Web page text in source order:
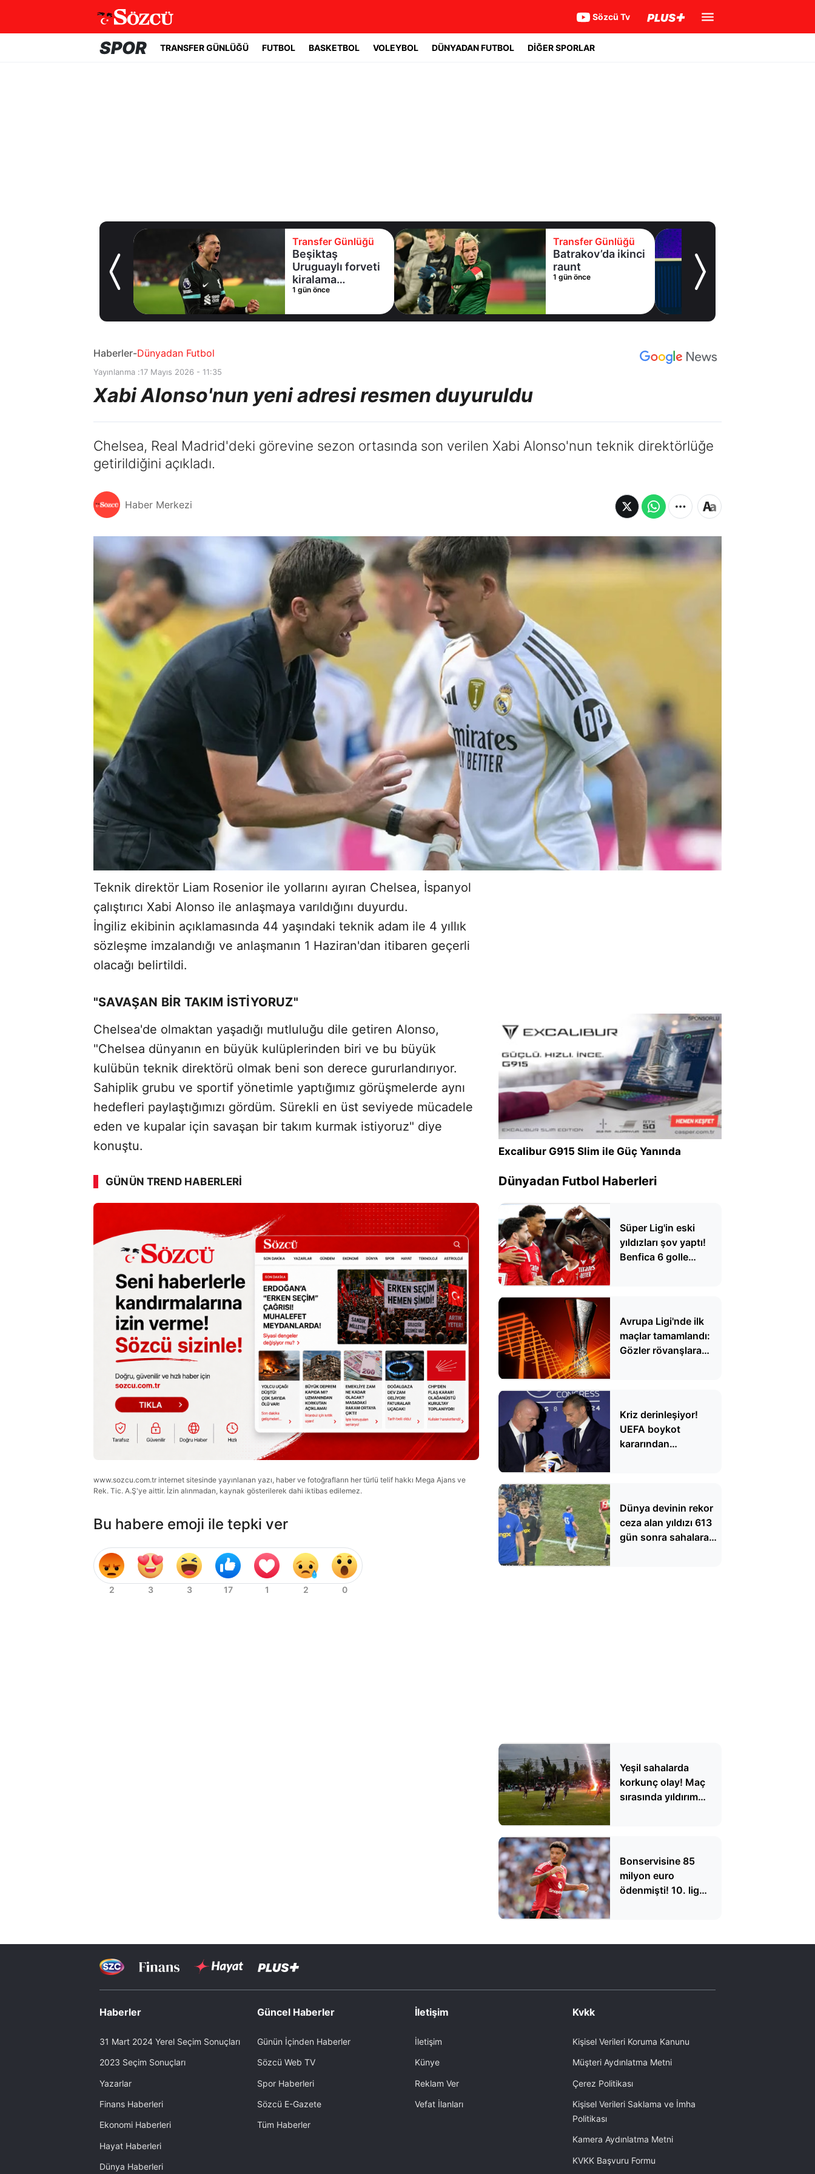
Sözcü Tv
SPOR TRANSFER GÜNLÜĞÜ FUTBOL BASKETBOL VOLEYBOL DÜNYADAN FUTBOL DİĞER SPORLAR
Transfer Günlüğü
Beşiktaş
Uruguaylı forveti
kiralama
konusunda Al
Adım adım Nunez
1 gün önce
Transfer Günlüğü
Batrakov’da ikinci
raunt
1 gün önce
Haberler-Dünyadan Futbol
Yayınlanma :17 Mayıs 2026 - 11:35
Xabi Alonso'nun yeni adresi resmen duyuruldu
Chelsea, Real Madrid'deki görevine sezon ortasında son verilen Xabi Alonso'nun teknik direktörlüğe
getirildiğini açıkladı.
Haber Merkezi
Teknik direktör Liam Rosenior ile yollarını ayıran Chelsea, İspanyol
çalıştırıcı Xabi Alonso ile anlaşmaya varıldığını duyurdu.
İngiliz ekibinin açıklamasında 44 yaşındaki teknik adam ile 4 yıllık
sözleşme imzalandığı ve anlaşmanın 1 Haziran'dan itibaren geçerli
olacağı belirtildi.
"SAVAŞAN BİR TAKIM İSTİYORUZ"
Chelsea'de olmaktan yaşadığı mutluluğu dile getiren Alonso,
"Chelsea dünyanın en büyük kulüplerinden biri ve bu büyük
kulübün teknik direktörü olmak beni son derece gururlandırıyor.
Sahiplik grubu ve sportif yönetimle yaptığımız görüşmelerde aynı
hedefleri paylaştığımızı gördüm. Sürekli en üst seviyede mücadele
eden ve kupalar için savaşan bir takım kurmak istiyoruz" diye
konuştu.
GÜNÜN TREND HABERLERI
www.sozcu.com.tr internet sitesinde yayınlanan yazı, haber ve fotoğrafların her türlü telif hakkı Mega Ajans ve
Rek. Tic. A.Ş'ye aittir. İzin alınmadan, kaynak gösterilerek dahi iktibas edilemez.
Bu habere emoji ile tepki ver
Excalibur G915 Slim ile Güç Yanında
Dünyadan Futbol Haberleri
Süper Lig'in eski
yıldızları şov yaptı!
Benfica 6 golle
Avrupa Ligi'nde ilk
maçlar tamamlandı:
Gözler rövanşlara
Kriz derinleşiyor!
UEFA boykot
kararından
Dünya devinin rekor
ceza alan yıldızı 613
gün sonra sahalara
Yeşil sahalarda
korkunç olay! Maç
sırasında yıldırım
Bonservisine 85
milyon euro
ödenmişti! 10. lig
Haberler
31 Mart 2024 Yerel Seçim Sonuçları
2023 Seçim Sonuçları
Yazarlar
Finans Haberleri
Ekonomi Haberleri
Hayat Haberleri
Dünya Haberleri
Güncel Haberler
Günün İçinden Haberler
Sözcü Web TV
Spor Haberleri
Sözcü E-Gazete
Tüm Haberler
İletişim
İletişim
Künye
Reklam Ver
Vefat İlanları
Kvkk
Kişisel Verileri Koruma Kanunu
Müşteri Aydınlatma Metni
Çerez Politikası
Kişisel Verileri Saklama ve İmha
Politikası
Kamera Aydınlatma Metni
KVKK Başvuru Formu